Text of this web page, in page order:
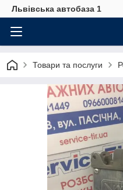
Львівська автобаза 1
Товари та послуги